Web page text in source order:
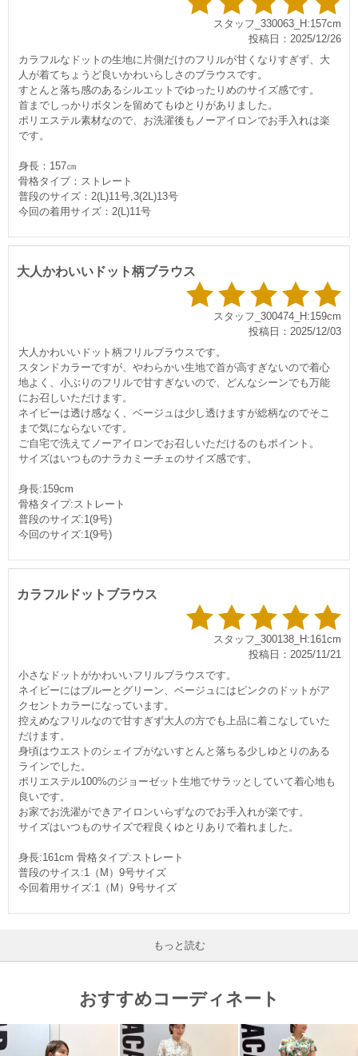
スタッフ_330063_H:157cm
投稿日：2025/12/26
カラフルなドットの生地に片側だけのフリルが甘くなりすぎず、大
人が着てちょうど良いかわいらしさのブラウスです。
すとんと落ち感のあるシルエットでゆったりめのサイズ感です。
首までしっかりボタンを留めてもゆとりがありました。
ポリエステル素材なので、お洗濯後もノーアイロンでお手入れは楽
です。
身長：157㎝
骨格タイプ：ストレート
普段のサイズ：2(L)11号,3(2L)13号
今回の着用サイズ：2(L)11号
大人かわいいドット柄ブラウス
スタッフ_300474_H:159cm
投稿日：2025/12/03
大人かわいいドット柄フリルブラウスです。
スタンドカラーですが、やわらかい生地で首が高すぎないので着心
地よく、小ぶりのフリルで甘すぎないので、どんなシーンでも万能
にお召しいただけます。
ネイビーは透け感なく、ベージュは少し透けますが総柄なのでそこ
まで気にならないです。
ご自宅で洗えてノーアイロンでお召しいただけるのもポイント。
サイズはいつものナラカミーチェのサイズ感です。
身長:159cm
骨格タイプ:ストレート
普段のサイズ:1(9号)
今回のサイズ:1(9号)
カラフルドットブラウス
スタッフ_300138_H:161cm
投稿日：2025/11/21
小さなドットがかわいいフリルブラウスです。
ネイビーにはブルーとグリーン、ベージュにはピンクのドットがア
クセントカラーになっています。
控えめなフリルなので甘すぎず大人の方でも上品に着こなしていた
だけます。
身頃はウエストのシェイプがないすとんと落ちる少しゆとりのある
ラインでした。
ポリエステル100%のジョーゼット生地でサラッとしていて着心地も
良いです。
お家でお洗濯ができアイロンいらずなのでお手入れが楽です。
サイズはいつものサイズで程良くゆとりありで着れました。
身長:161cm 骨格タイプ:ストレート
普段のサイス:1（M）9号サイズ
今回着用サイズ:1（M）9号サイズ
もっと読む
おすすめコーディネート